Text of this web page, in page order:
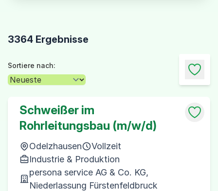
3364 Ergebnisse
Sortiere nach:
Schweißer im
Rohrleitungsbau (m/w/d)
Odelzhausen
Vollzeit
Industrie & Produktion
persona service AG & Co. KG,
Niederlassung Fürstenfeldbruck